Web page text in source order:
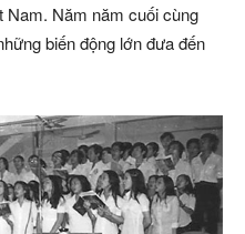
Nam. Năm năm cuối cùng
biến động lớn đưa đến